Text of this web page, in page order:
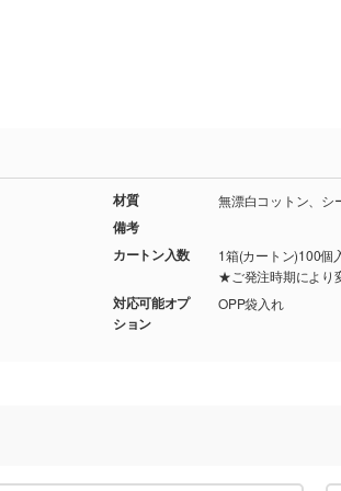
材質 無漂白コットン、シ
備考
カートン入数
1箱(カートン)100個
★ご発注時期により
対応可能オプ
ション
OPP袋入れ